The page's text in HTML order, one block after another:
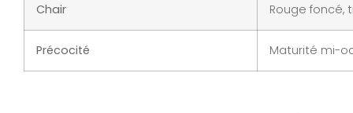
Chair Rouge foncé,
Précocité Maturité mi-